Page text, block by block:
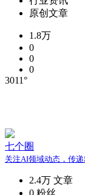
原创文章
1.8万
0
0
0
3011°
七个圈
关注AI领域动态，传
2.4万 文章